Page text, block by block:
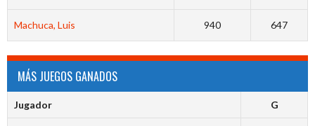
Machuca, Luis 940 647
MÁS JUEGOS GANADOS
Jugador G